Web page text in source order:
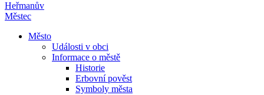
Heřmanův
Městec
Město
Události v obci
Informace o městě
Historie
Erbovní pověst
Symboly města